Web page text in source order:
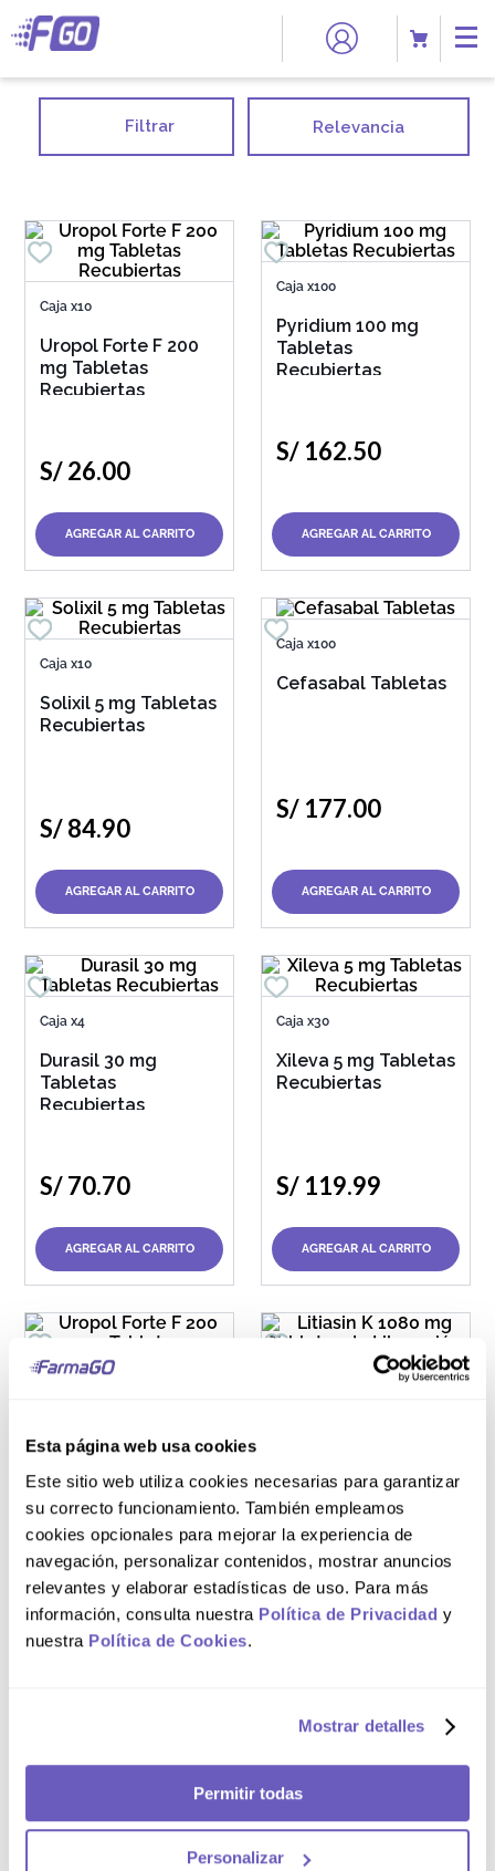
Esta página web usa cookies
Este sitio web utiliza cookies necesarias para garantizar
su correcto funcionamiento. También empleamos
cookies opcionales para mejorar la experiencia de
navegación, personalizar contenidos, mostrar anuncios
relevantes y elaborar estadísticas de uso. Para más
información, consulta nuestra Política de Privacidad y
nuestra Política de Cookies.
Mostrar detalles
Permitir todas
Personalizar
Filtrar Relevancia
Caja x10
Uropol Forte F 200
mg Tabletas
Recubiertas
S/26.00
AGREGAR AL CARRITO
Caja x100
Pyridium 100 mg
Tabletas
Recubiertas
S/ 162.50
AGREGAR AL CARRITO
Caja x10
Solixil 5 mg Tabletas
Recubiertas
S/84.90
AGREGAR AL CARRITO
Caja x100
Cefasabal Tabletas
S/ 177.00
AGREGAR AL CARRITO
Caja x4
Durasil 30 mg
Tabletas
Recubiertas
S/70.70
AGREGAR AL CARRITO
Caja x30
Xileva 5 mg Tabletas
Recubiertas
S/ 119.99
AGREGAR AL CARRITO
Uropol Forte F 200
mg Tabletas
Recubiertas
S/242.00
AGREGAR AL CARRITO
Liberación
Prolongada
S/29.40
Tabletas
Recubiertas
200 mg Tabletas
Recubiertas